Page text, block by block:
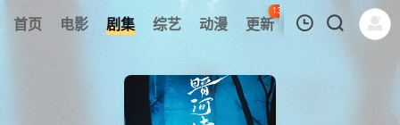
首页 电影 剧集 综艺 动漫 更新
137
热榜 APP